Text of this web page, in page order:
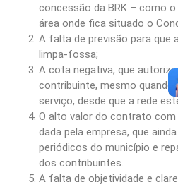
concessão da BRK – como
área onde fica situado o
A falta de previsão para que
limpa-fossa;
A cota negativa, que
contribuinte, mesmo
serviço, desde que a rede
O alto valor do contrato
dada pela empresa, que
periódicos do município e
dos contribuintes.
A falta de objetividade e